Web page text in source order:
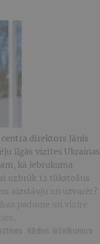
direktors Jānis
ilgās vizītes Ukrainas
kā iebrukuma
uzbrūk 12 tūkstošus
aizstāvju un uzvarēt?
padome un vizīte